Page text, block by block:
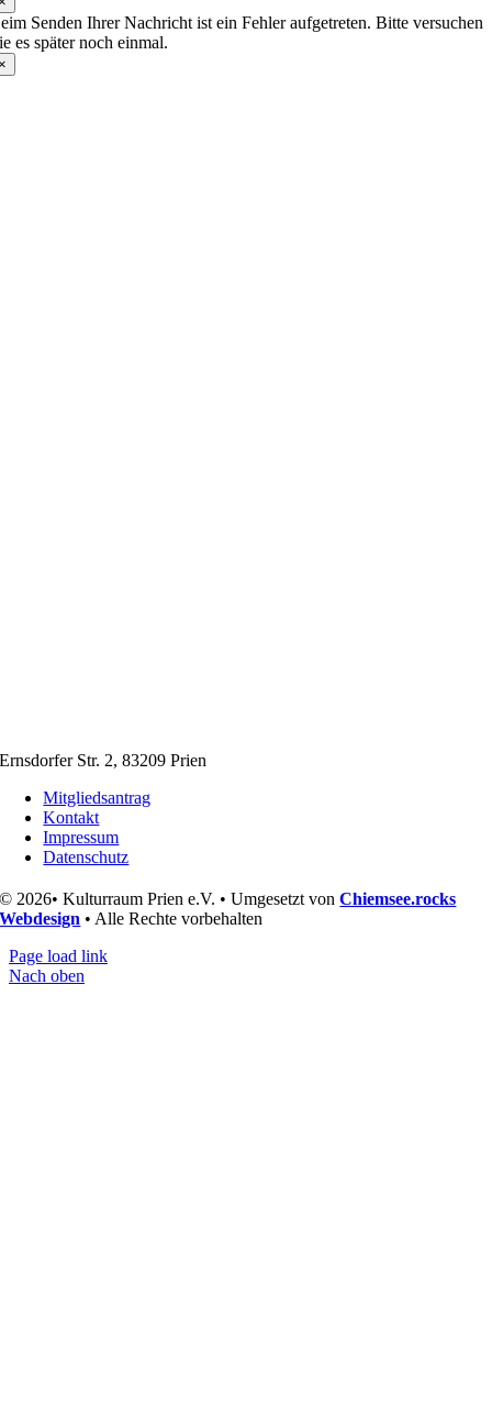
Senden Ihrer Nachricht ist ein Fehler aufgetreten. Bitte versuchen
es später noch einmal.
Ernsdorfer Str. 2, 83209 Prien
Mitgliedsantrag
Kontakt
Impressum
Datenschutz
© 2026• Kulturraum Prien e.V. • Umgesetzt vonChiemsee.rocks
Webdesign • Alle Rechte vorbehalten
Page load link
Nach oben